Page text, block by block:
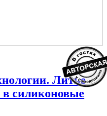
Литье
в силиконовые